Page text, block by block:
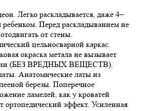
Легко раскладывается, даже 4–
ребенком. Перед раскладыванием не
от стены.
цельносварной каркас.
окраска метала не вызывает
(БЕЗ ВРЕДНЫХ ВЕЩЕСТВ).
Анатомические латы из
березы. Поперечное
ламелей, как у кроватей
ортопедический эффект. Усиленная